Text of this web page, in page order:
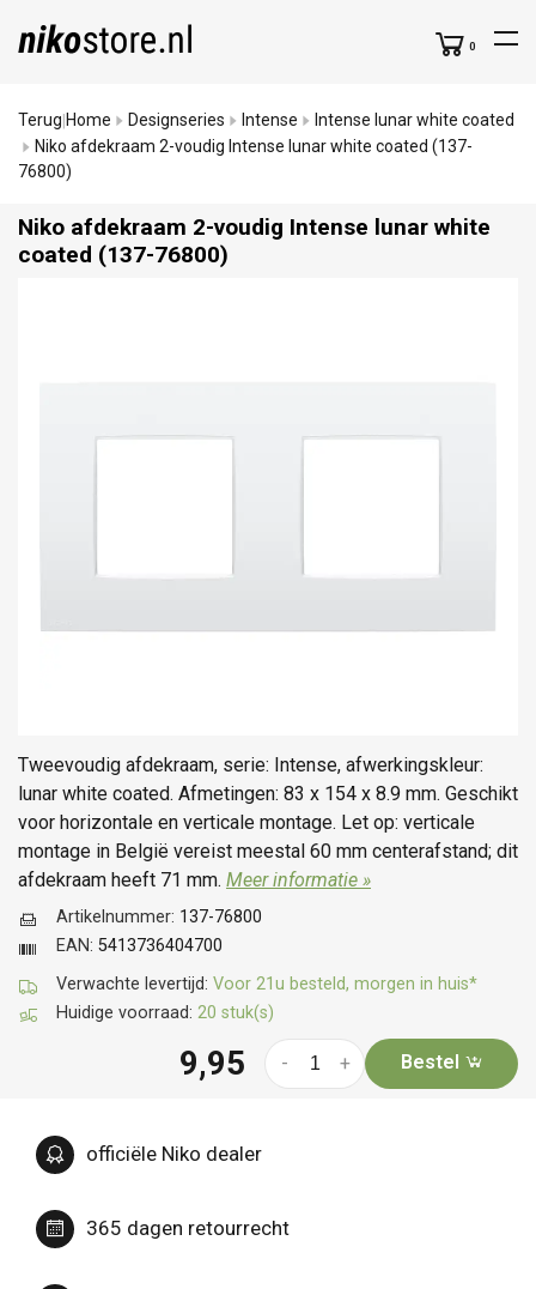
0
Terug Home Designseries Intense
Intense lunar white coated
Niko afdekraam 2-voudig Intense lunar white coated (137-
76800)
Niko afdekraam 2-voudig Intense lunar white
coated (137-76800)
Tweevoudig afdekraam, serie: Intense, afwerkingskleur:
lunar white coated. Afmetingen: 83 x 154 x 8.9 mm. Geschikt
voor horizontale en verticale montage. Let op: verticale
montage in België vereist meestal 60 mm centerafstand; dit
afdekraam heeft 71 mm. Meer informatie »
Verwachte levertijd: Voor 21u besteld, morgen in huis*
Huidige voorraad: 20 stuk(s)
Artikelnummer: 137-76800
EAN: 5413736404700
9,95 +
- Bestel
officiële Niko dealer
365 dagen retourrecht